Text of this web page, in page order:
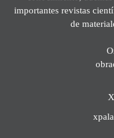
importantes revistas
de